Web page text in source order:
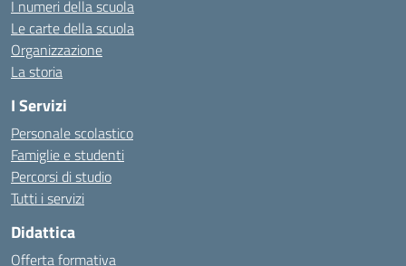
I numeri della scuola
Le carte della scuola
Organizzazione
La storia
I Servizi
Personale scolastico
Famiglie e studenti
Percorsi di studio
Tutti i servizi
Didattica
Offerta formativa